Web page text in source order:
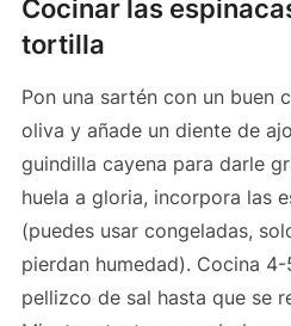
Cocinar las
tortilla
Pon una sartén con un buen
oliva y añade un diente de
guindilla cayena para darle
huela a gloria, incorpora las
(puedes usar congeladas,
pierdan humedad). Cocina
pellizco de sal hasta que se